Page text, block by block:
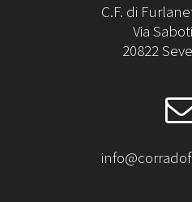
C.F. di
Via
20822